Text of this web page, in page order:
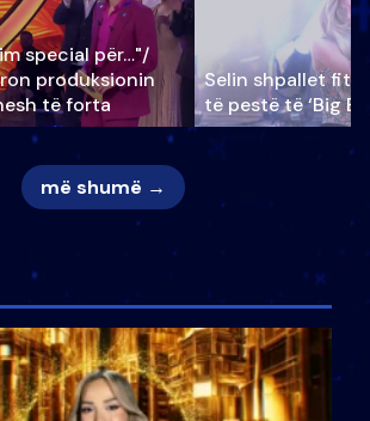
special për…"/
produksionin
të forta
Selin shpallet
të pestë të ‘Big
më shumë →